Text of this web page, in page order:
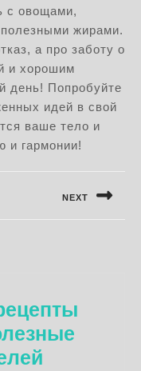
с овощами,
жирами.
а про заботу о
и хорошим
день! Попробуйте
идей в свой
ваше тело и
и гармонии!
NEXT